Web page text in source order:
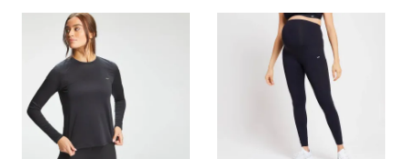
Дамски къс клин с висока талия, 2 цвята
8.69 € (17.00 лв)